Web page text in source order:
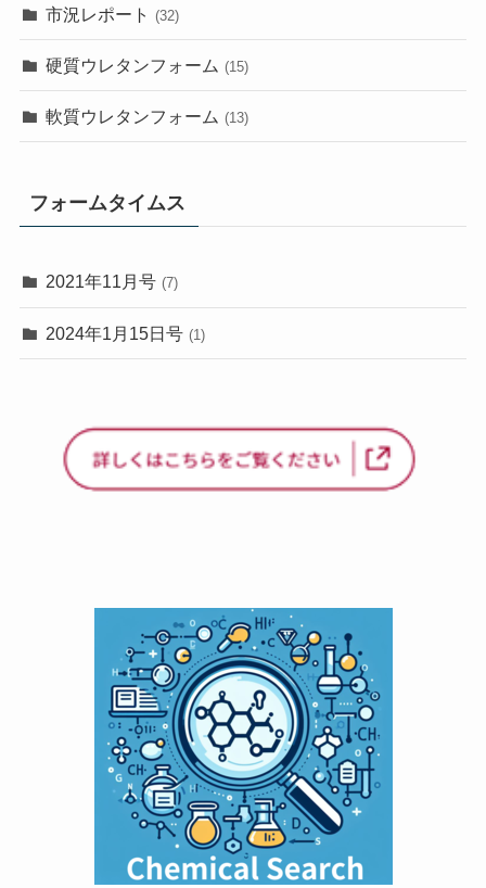
市況レポート (32)
硬質ウレタンフォーム (15)
軟質ウレタンフォーム (13)
フォームタイムス
2021年11月号 (7)
2024年1月15日号 (1)